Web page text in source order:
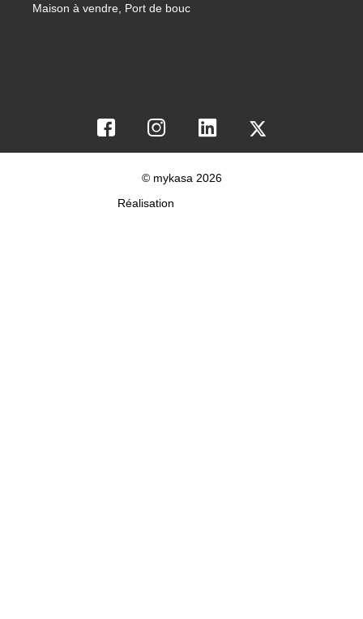
Maison à vendre, Port de bouc
© mykasa 2026
Réalisation